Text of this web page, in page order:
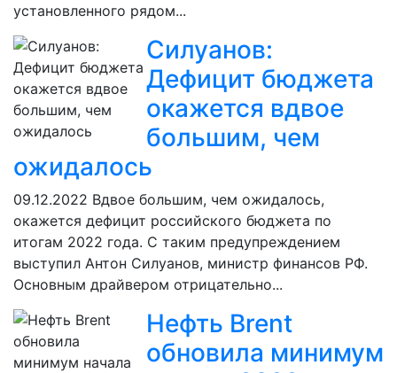
установленного рядом...
Силуанов:
Дефицит бюджета
окажется вдвое
большим, чем
ожидалось
09.12.2022 Вдвое большим, чем ожидалось,
окажется дефицит российского бюджета по
итогам 2022 года. С таким предупреждением
выступил Антон Силуанов, министр финансов РФ.
Основным драйвером отрицательно...
Нефть Brent
обновила минимум